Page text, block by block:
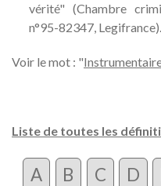
vérité" (Chambre
n°95-82347, Legifrance).
Voir le mot : "
Liste de toutes les
A B C D